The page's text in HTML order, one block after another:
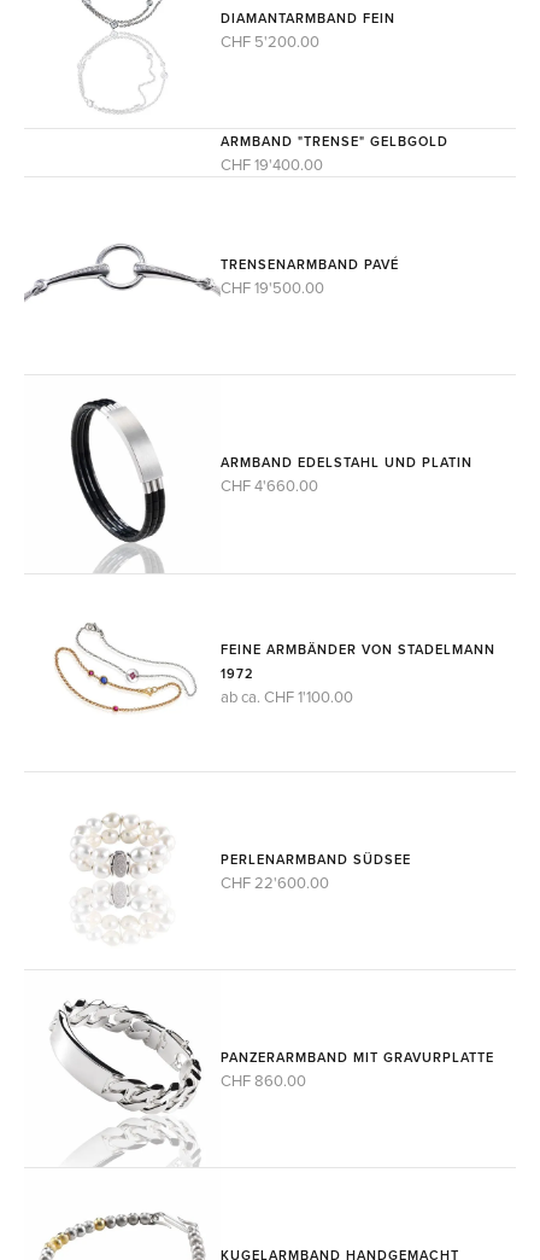
DIAMANTARMBAND FEIN
CHF 5'200.00
ARMBAND "TRENSE" GELBGOLD
CHF 19'400.00
TRENSENARMBAND PAVÉ
CHF 19'500.00
ARMBAND EDELSTAHL UND PLATIN
CHF 4'660.00
FEINE ARMBÄNDER VON STADELMANN
1972
ab ca. CHF 1'100.00
PERLENARMBAND SÜDSEE
CHF 22'600.00
PANZERARMBAND MIT GRAVURPLATTE
CHF 860.00
KUGELARMBAND HANDGEMACHT